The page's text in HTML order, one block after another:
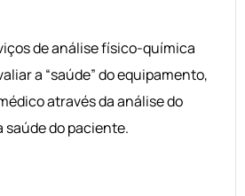
de análise físico-química
a “saúde” do equipamento,
através da análise do
saúde do paciente.